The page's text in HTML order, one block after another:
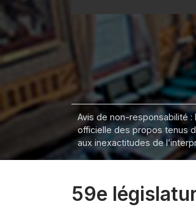
Avis de non-responsabilité :
officielle des propos tenus
aux inexactitudes de
59e